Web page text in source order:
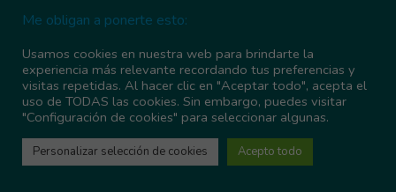
Sí, agrégame a tu lista de correo
Este sitio usa Akismet para reducir el spam.
Me obligan a ponerte esto:
Usamos cookies en nuestra web para brindarte la
experiencia más relevante recordando tus preferencias y
visitas repetidas. Al hacer clic en "Aceptar todo", acepta el
uso de TODAS las cookies. Sin embargo, puedes visitar
"Configuración de cookies" para seleccionar algunas.
Personalizar selección de cookies Acepto todo